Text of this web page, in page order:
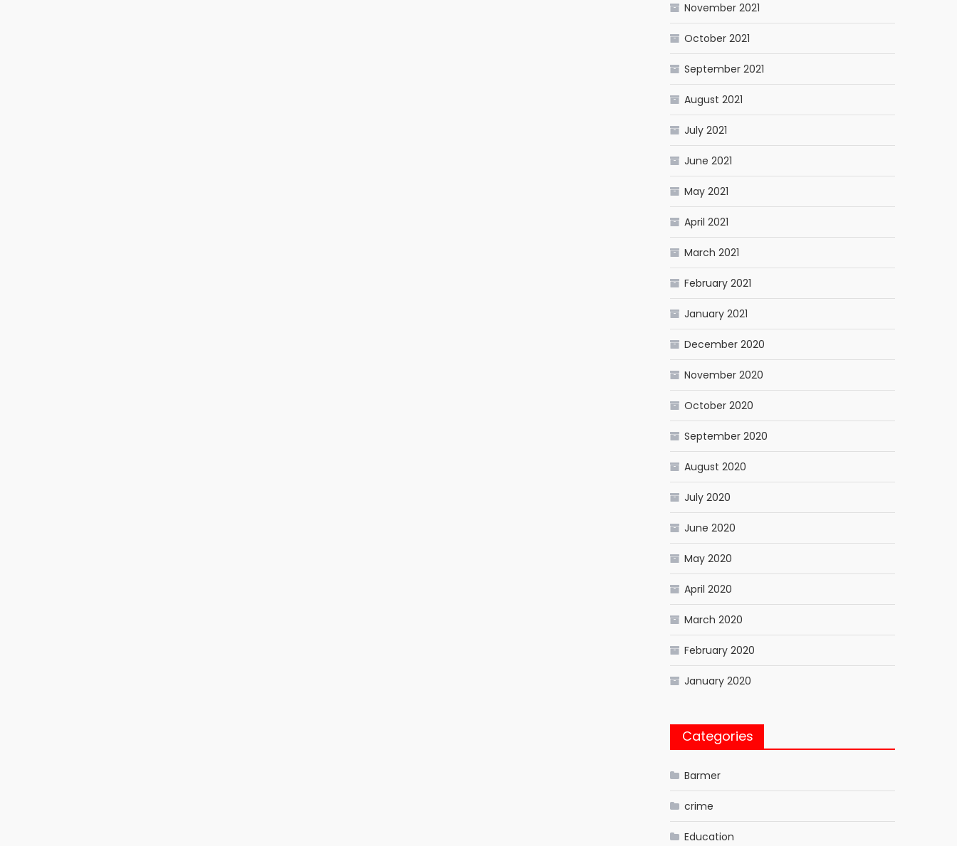
November 2021
October 2021
September 2021
August 2021
July 2021
June 2021
May 2021
April 2021
March 2021
February 2021
January 2021
December 2020
November 2020
October 2020
September 2020
August 2020
July 2020
June 2020
May 2020
April 2020
March 2020
February 2020
January 2020
Categories
Barmer
crime
Education